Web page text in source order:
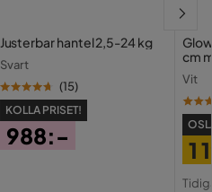
Justerbar hantel 2,5-24 kg
Svart
(15)
KOLLA PRISET!
988:-
cm
Vit
1